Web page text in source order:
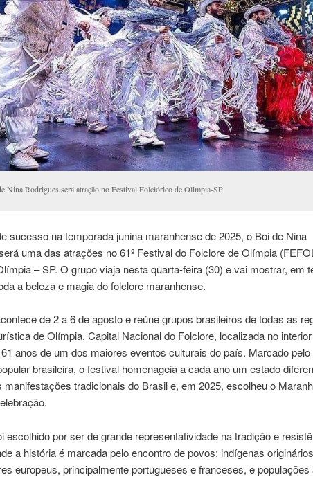
Nina Rodrigues será atração no Festival Folclórico de Olimpia-SP
sucesso na temporada junina maranhense de 2025, o Boi de Nina
uma das atrações no 61º Festival do Folclore de Olímpia
– SP. O grupo viaja nesta quarta-feira (30) e vai mostrar, em
a beleza e magia do folclore maranhense.
de 2 a 6 de agosto e reúne grupos brasileiros de todas as
de Olímpia, Capital Nacional do Folclore, localizada no
anos de um dos maiores eventos culturais do país. Marcado
brasileira, o festival homenageia a cada ano um estado
manifestações tradicionais do Brasil e, em 2025, escolheu o
escolhido por ser de grande representatividade na tradição e
a história é marcada pelo encontro de povos: indígenas
europeus, principalmente portugueses e franceses, e populações